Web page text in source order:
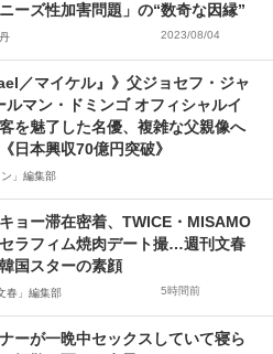
ーズ性加害問題」の“数奇な因縁”
2023/08/04
／マイケル』》父ジョセフ・ジャ
ルマン・ドミンゴ オフィシャルイ
を魅了した名優、複雑な父親像へ
日本興収70億円突破》
ン」編集部
ョー滞在密着、TWICE・MISAMO
ラフィム焼肉デート撮…週刊文春
国スターの素顔
春」編集部 5時間前
ナーが一晩中セックスしていて寝ら